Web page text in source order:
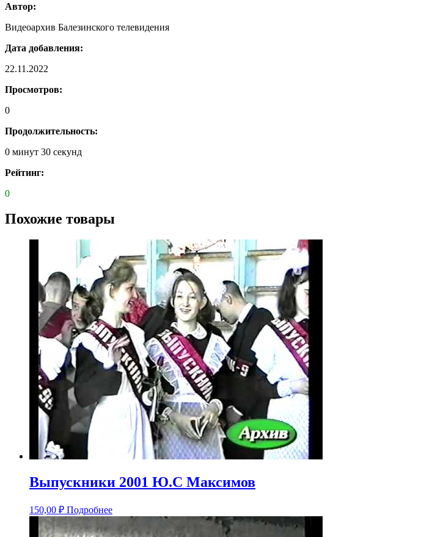
Автор:
Видеоархив Балезинского телевидения
Дата добавления:
22.11.2022
Просмотров:
0
Продолжительность:
0 минут 30 секунд
Рейтинг:
0
Похожие товары
Выпускники 2001 Ю.С Максимов
150,00 ₽ Подробнее